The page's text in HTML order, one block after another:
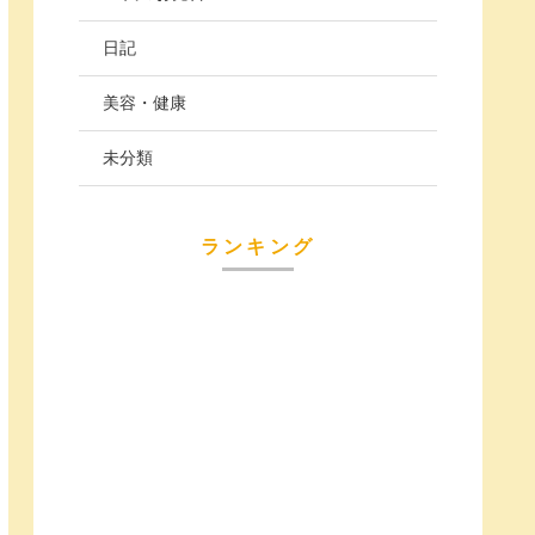
日記
美容・健康
未分類
ランキング